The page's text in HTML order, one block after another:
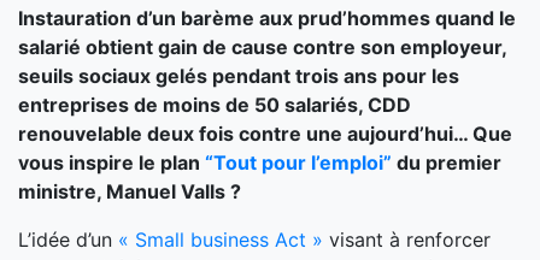
Instauration d’un barème aux prud’hommes quand le
salarié obtient gain de cause contre son employeur,
seuils sociaux gelés pendant trois ans pour les
entreprises de moins de 50 salariés, CDD
renouvelable deux fois contre une aujourd’hui… Que
vous inspire le plan “Tout pour l’emploi” du premier
ministre, Manuel Valls ?
L’idée d’un « Small business Act » visant à renforcer